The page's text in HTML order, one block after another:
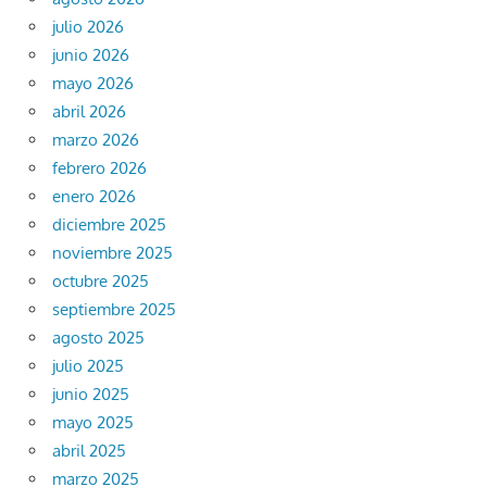
julio 2026
junio 2026
mayo 2026
abril 2026
marzo 2026
febrero 2026
enero 2026
diciembre 2025
noviembre 2025
octubre 2025
septiembre 2025
agosto 2025
julio 2025
junio 2025
mayo 2025
abril 2025
marzo 2025